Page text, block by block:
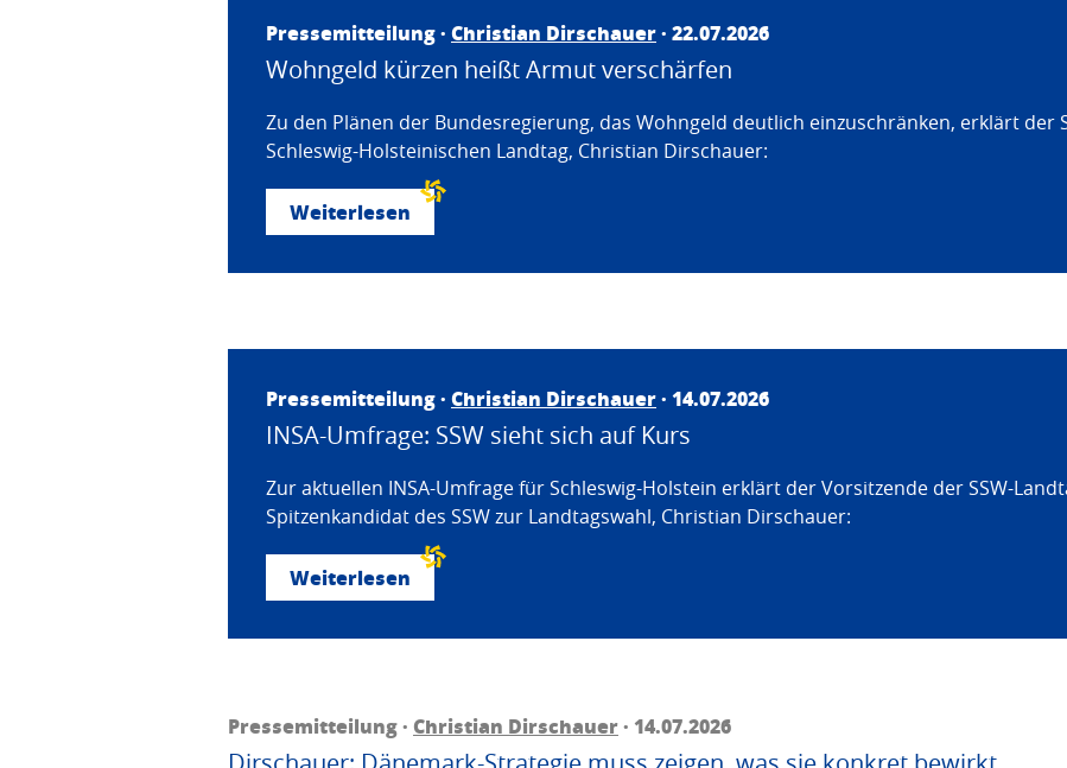
Pressemitteilung · Christian Dirschauer· 22.07.2026
Wohngeld kürzen heißt Armut verschärfen
Zu den Plänen der Bundesregierung, das Wohngeld deutlich einzuschränken, erklärt der
Schleswig-Holsteinischen Landtag, Christian Dirschauer:
Weiterlesen
Pressemitteilung · Christian Dirschauer· 14.07.2026
INSA-Umfrage: SSW sieht sich auf Kurs
Zur aktuellen INSA-Umfrage für Schleswig-Holstein erklärt der Vorsitzende der SSW-
Spitzenkandidat des SSW zur Landtagswahl, Christian Dirschauer:
Weiterlesen
Pressemitteilung · Christian Dirschauer· 14.07.2026